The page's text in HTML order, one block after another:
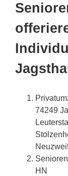
74249
HN